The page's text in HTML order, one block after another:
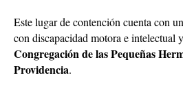
Este lugar de contención cuenta con
con discapacidad motora e intelectual
Congregación de las Pequeñas
Providencia.